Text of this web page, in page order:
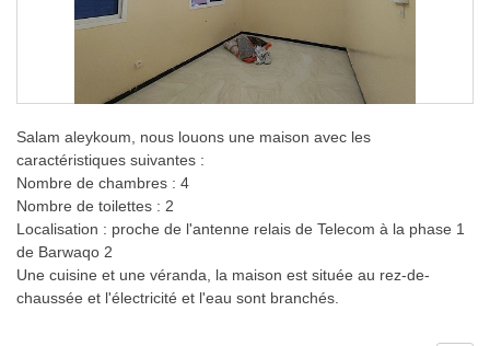
Salam aleykoum, nous louons une maison avec les
caractéristiques suivantes :
Nombre de chambres : 4
Nombre de toilettes : 2
Localisation : proche de l'antenne relais de Telecom à la phase 1
de Barwaqo 2
Une cuisine et une véranda, la maison est située au rez-de-
chaussée et l'électricité et l'eau sont branchés.